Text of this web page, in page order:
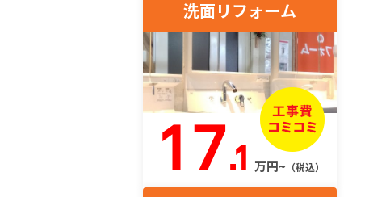
洗面リフォーム
17.1 万円~ （税込）